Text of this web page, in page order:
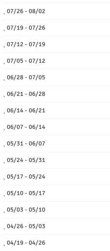
07/26 - 08/02
07/19 - 07/26
07/12 - 07/19
07/05 - 07/12
06/28 - 07/05
06/21 - 06/28
06/14 - 06/21
06/07 - 06/14
05/31 - 06/07
05/24 - 05/31
05/17 - 05/24
05/10 - 05/17
05/03 - 05/10
04/26 - 05/03
04/19 - 04/26